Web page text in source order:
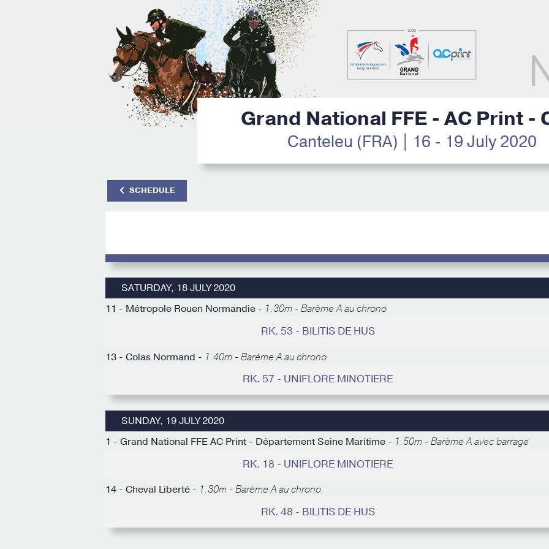
Grand National FFE - AC Print -
Canteleu (FRA) | 16 - 19 July 2020
SCHEDULE
SATURDAY, 18 JULY 2020
11 - Métropole Rouen Normandie - 1.30m - Barème A au chrono
RK. 53 - BILITIS DE HUS
13 - Colas Normand - 1.40m - Barème A au chrono
RK. 57 - UNIFLORE MINOTIERE
SUNDAY, 19 JULY 2020
1 - Grand National FFE AC Print - Département Seine Maritime - 1.50m - Barème A avec barrage
RK. 18 - UNIFLORE MINOTIERE
14 - Cheval Liberté - 1.30m - Barème A au chrono
RK. 48 - BILITIS DE HUS